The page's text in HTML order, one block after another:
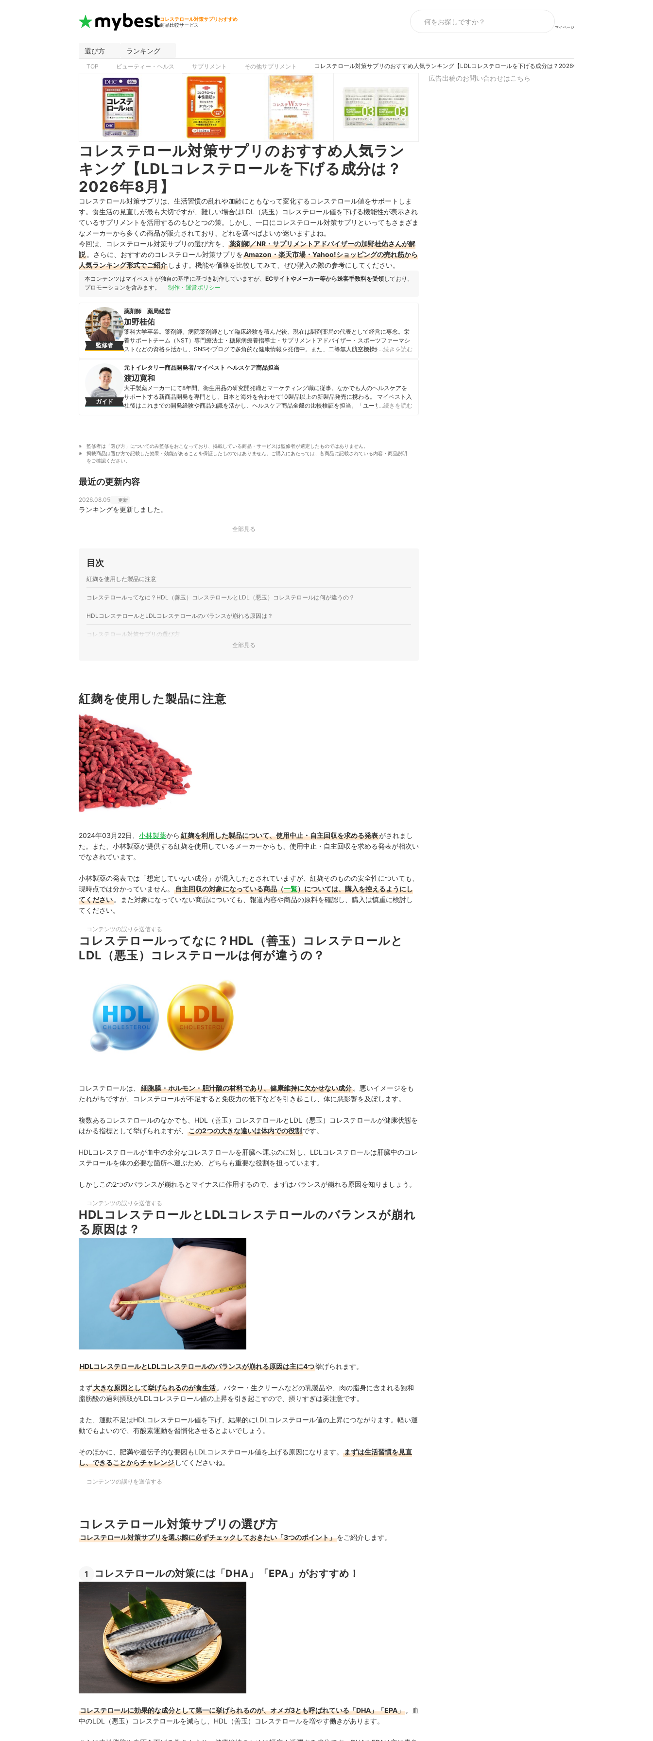
コレステロール対策サプリおすすめ
商品比較サービス
マイページ
選び方 ランキング
TOP ビューティー・ヘルス サプリメント その他サプリメント コレステロール対策サプリのおすすめ人気ランキング【LDLコレステロールを下げる成分は？2026年8月】
コレステロール対策サプリのおすすめ人気ラン
キング【LDLコレステロールを下げる成分は？
2026年8月】
コレステロール対策サプリは、生活習慣の乱れや加齢にともなって変化するコレステロール値をサポートしま
す。食生活の見直しが最も大切ですが、難しい場合はLDL（悪玉）コレステロール値を下げる機能性が表示され
ているサプリメントを活用するのもひとつの策。しかし、一口にコレステロール対策サプリといってもさまざま
なメーカーから多くの商品が販売されており、どれを選べばよいか迷いますよね。
今回は、コレステロール対策サプリの選び方を、
薬剤師／NR・サプリメントアドバイザーの加野桂佑さんが解
説 。さらに、おすすめのコレステロール対策サプリをAmazon・楽天市場・Yahoo!ショッピングの売れ筋から
人気ランキング形式でご紹介 します。機能や価格を比較してみて、ぜひ購入の際の参考にしてください。
本コンテンツはマイベストが独自の基準に基づき制作していますが、 ECサイトやメーカー等から送客手数料を受領しており、
プロモーションを含みます。
制作・運営ポリシー
監修者
薬剤師 薬局経営
加野桂佑
薬科大学卒業。薬剤師。病院薬剤師として臨床経験を積んだ後、現在は調剤薬局の代表として経営に専念。栄
養サポートチーム（NST）専門療法士・糖尿病療養指導士・サプリメントアドバイザー・スポーツファーマシ
ストなどの資格を活かし、SNSやブログで多角的な健康情報を発信中。また、二等無人航空機操縦士の資格を
既存の薬剤師の枠に捉われない、臨床・経営・最新テクノロジーを融合させた活動を展開するプロフェッショ
ナル。
加野桂佑のプロフィール
…続きを読む
ガイド
元トイレタリー商品開発者/マイベスト ヘルスケア商品担当
渡辺寛和
大手製薬メーカーにて8年間、衛生用品の研究開発職とマーケティング職に従事。なかでも人のヘルスケアを
サポートする新商品開発を専門とし、日本と海外を合わせて10製品以上の新製品発売に携わる。 マイベスト入
社後はこれまでの開発経験や商品知識を活かし、ヘルスケア商品全般の比較検証を担当。「ユーザーが知りた
…続きを読む
監修者は「選び方」についてのみ監修をおこなっており、掲載している商品・サービスは監修者が選定したものではありません。
掲載商品は選び方で記載した効果・効能があることを保証したものではありません。ご購入にあたっては、各商品に記載されている内容・商品説明
をご確認ください。
最近の更新内容
2026.08.05 更新
ランキングを更新しました。
全部見る
目次
紅麹を使用した製品に注意
コレステロールってなに？HDL（善玉）コレステロールとLDL（悪玉）コレステロールは何が違うの？
HDLコレステロールとLDLコレステロールのバランスが崩れる原因は？
コレステロール対策サプリの選び方
3 効果を得るには継続が肝心！サプリの形状や価格も確認しよう
サプリ以外でコレステロール対策として生活で心がけられることは？
健康サポートサプリはほかにも！
ダイエット中の人はこちらもチェック
コレステロール対策サプリの売れ筋ランキングもチェック！
全部見る
紅麹を使用した製品に注意
2024年03月22日、 小林製薬から 紅麹を利用した製品について、使用中止・自主回収を求める発表がされまし
た。また、小林製薬が提供する紅麹を使用しているメーカーからも、使用中止・自主回収を求める発表が相次い
でなされています。
小林製薬の発表では「想定していない成分」が混入したとされていますが、紅麹そのものの安全性についても、
現時点では分かっていません。
自主回収の対象になっている商品（一覧）については、購入を控えるようにし
てください。また対象になっていない商品についても、報道内容や商品の原料を確認し、購入は慎重に検討し
てください。
コンテンツの誤りを送信する
コレステロールってなに？HDL（善玉）コレステロールと
LDL（悪玉）コレステロールは何が違うの？
コレステロールは、 細胞膜・ホルモン・胆汁酸の材料であり、健康維持に欠かせない成分。悪いイメージをも
たれがちですが、コレステロールが不足すると免疫力の低下などを引き起こし、体に悪影響を及ぼします。
複数あるコレステロールのなかでも、HDL（善玉）コレステロールとLDL（悪玉）コレステロールが健康状態を
はかる指標として挙げられますが、
この2つの大きな違いは体内での役割です。
HDLコレステロールが血中の余分なコレステロールを肝臓へ運ぶのに対し、LDLコレステロールは肝臓中のコレ
ステロールを体の必要な箇所へ運ぶため、どちらも重要な役割を担っています。
しかしこの2つのバランスが崩れるとマイナスに作用するので、まずはバランスが崩れる原因を知りましょう。
コンテンツの誤りを送信する
HDLコレステロールとLDLコレステロールのバランスが崩れ
る原因は？
HDLコレステロールとLDLコレステロールのバランスが崩れる原因は主に4つ挙げられます。
まず大きな原因として挙げられるのが食生活 。バター・生クリームなどの乳製品や、肉の脂身に含まれる飽和
脂肪酸の過剰摂取がLDLコレステロール値の上昇を引き起こすので、摂りすぎは要注意です。
また、運動不足はHDLコレステロール値を下げ、結果的にLDLコレステロール値の上昇につながります。軽い運
動でもよいので、有酸素運動を習慣化させるとよいでしょう。
そのほかに、肥満や遺伝子的な要因もLDLコレステロール値を上げる原因になります。
まずは生活習慣を見直
し、できることからチャレンジ してくださいね。
コンテンツの誤りを送信する
コレステロール対策サプリの選び方
コレステロール対策サプリを選ぶ際に必ずチェックしておきたい「3つのポイント」をご紹介します。
1 コレステロールの対策には「DHA」「EPA」がおすすめ！
コレステロールに効果的な成分として第一に挙げられるのが、オメガ3とも呼ばれている「DHA」「EPA」 。血
中のLDL（悪玉）コレステロールを減らし、HDL（善玉）コレステロールを増やす働きがあります。
広告出稿のお問い合わせはこちら